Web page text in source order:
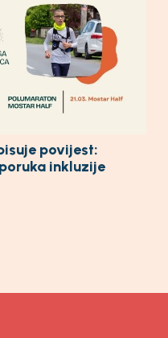
povijest:
inkluzije